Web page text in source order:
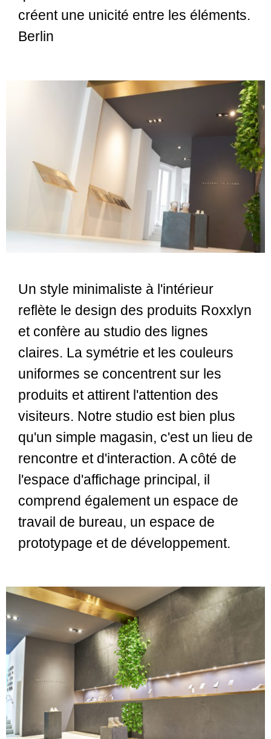
créent une unicité entre les éléments.
Berlin
Un style minimaliste à l'intérieur
reflète le design des produits Roxxlyn
et confère au studio des lignes
claires. La symétrie et les couleurs
uniformes se concentrent sur les
produits et attirent l'attention des
visiteurs. Notre studio est bien plus
qu'un simple magasin, c'est un lieu de
rencontre et d'interaction. A côté de
l'espace d'affichage principal, il
comprend également un espace de
travail de bureau, un espace de
prototypage et de développement.